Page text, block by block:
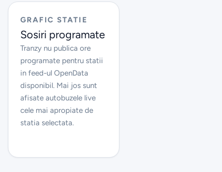
GRAFIC STATIE
Sosiri programate
Tranzy nu publica ore
programate pentru statii
in feed-ul OpenData
disponibil. Mai jos sunt
afisate autobuzele live
cele mai apropiate de
statia selectata.